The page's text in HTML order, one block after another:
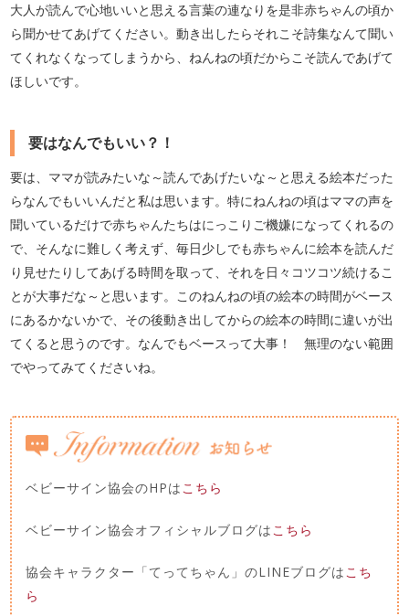
大人が読んで心地いいと思える言葉の連なりを是非赤ちゃんの頃か
ら聞かせてあげてください。動き出したらそれこそ詩集なんて聞い
てくれなくなってしまうから、ねんねの頃だからこそ読んであげて
ほしいです。
要はなんでもいい？！
要は、ママが読みたいな～読んであげたいな～と思える絵本だった
らなんでもいいんだと私は思います。特にねんねの頃はママの声を
聞いているだけで赤ちゃんたちはにっこりご機嫌になってくれるの
で、そんなに難しく考えず、毎日少しでも赤ちゃんに絵本を読んだ
り見せたりしてあげる時間を取って、それを日々コツコツ続けるこ
とが大事だな～と思います。このねんねの頃の絵本の時間がベース
にあるかないかで、その後動き出してからの絵本の時間に違いが出
てくると思うのです。なんでもベースって大事！ 無理のない範囲
でやってみてくださいね。
ベビーサイン協会のHPはこちら
ベビーサイン協会オフィシャルブログはこちら
協会キャラクター「てってちゃん」のLINEブログはこち
ら